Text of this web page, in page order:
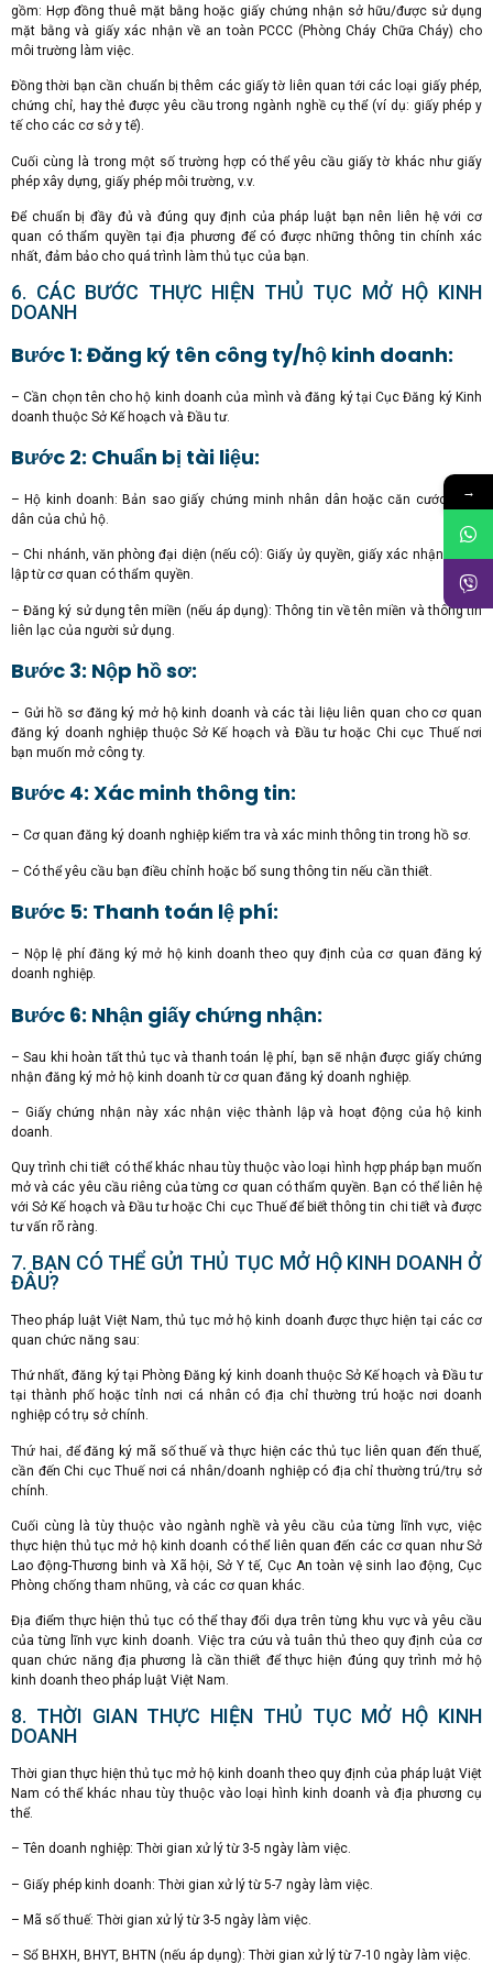
gồm: Hợp đồng thuê mặt bằng hoặc giấy chứng nhận sở hữu/được sử dụng
mặt bằng và giấy xác nhận về an toàn PCCC (Phòng Cháy Chữa Cháy) cho
môi trường làm việc.
Đồng thời bạn cần chuẩn bị thêm các giấy tờ liên quan tới các loại giấy phép,
chứng chỉ, hay thẻ được yêu cầu trong ngành nghề cụ thể (ví dụ: giấy phép y
tế cho các cơ sở y tế).
Cuối cùng là trong một số trường hợp có thể yêu cầu giấy tờ khác như giấy
phép xây dựng, giấy phép môi trường, v.v.
Để chuẩn bị đầy đủ và đúng quy định của pháp luật bạn nên liên hệ với cơ
quan có thẩm quyền tại địa phương để có được những thông tin chính xác
nhất, đảm bảo cho quá trình làm thủ tục của bạn.
6. CÁC BƯỚC THỰC HIỆN THỦ TỤC MỞ HỘ KINH
DOANH
Bước 1: Đăng ký tên công ty/hộ kinh doanh:
– Cần chọn tên cho hộ kinh doanh của mình và đăng ký tại Cục Đăng ký Kinh
doanh thuộc Sở Kế hoạch và Đầu tư.
Bước 2: Chuẩn bị tài liệu:
– Hộ kinh doanh: Bản sao giấy chứng minh nhân dân hoặc căn cước công
dân của chủ hộ.
– Chi nhánh, văn phòng đại diện (nếu có): Giấy ủy quyền, giấy xác nhận thành
lập từ cơ quan có thẩm quyền.
– Đăng ký sử dụng tên miền (nếu áp dụng): Thông tin về tên miền và thông tin
liên lạc của người sử dụng.
Bước 3: Nộp hồ sơ:
– Gửi hồ sơ đăng ký mở hộ kinh doanh và các tài liệu liên quan cho cơ quan
đăng ký doanh nghiệp thuộc Sở Kế hoạch và Đầu tư hoặc Chi cục Thuế nơi
bạn muốn mở công ty.
Bước 4: Xác minh thông tin:
– Cơ quan đăng ký doanh nghiệp kiểm tra và xác minh thông tin trong hồ sơ.
– Có thể yêu cầu bạn điều chỉnh hoặc bổ sung thông tin nếu cần thiết.
Bước 5: Thanh toán lệ phí:
– Nộp lệ phí đăng ký mở hộ kinh doanh theo quy định của cơ quan đăng ký
doanh nghiệp.
Bước 6: Nhận giấy chứng nhận:
– Sau khi hoàn tất thủ tục và thanh toán lệ phí, bạn sẽ nhận được giấy chứng
nhận đăng ký mở hộ kinh doanh từ cơ quan đăng ký doanh nghiệp.
– Giấy chứng nhận này xác nhận việc thành lập và hoạt động của hộ kinh
doanh.
Quy trình chi tiết có thể khác nhau tùy thuộc vào loại hình hợp pháp bạn muốn
mở và các yêu cầu riêng của từng cơ quan có thẩm quyền. Bạn có thể liên hệ
với Sở Kế hoạch và Đầu tư hoặc Chi cục Thuế để biết thông tin chi tiết và được
tư vấn rõ ràng.
7. BẠN CÓ THỂ GỬI THỦ TỤC MỞ HỘ KINH DOANH Ở
ĐÂU?
Theo pháp luật Việt Nam, thủ tục mở hộ kinh doanh được thực hiện tại các cơ
quan chức năng sau:
Thứ nhất, đăng ký tại Phòng Đăng ký kinh doanh thuộc Sở Kế hoạch và Đầu tư
tại thành phố hoặc tỉnh nơi cá nhân có địa chỉ thường trú hoặc nơi doanh
nghiệp có trụ sở chính.
Thứ hai, để đăng ký mã số thuế và thực hiện các thủ tục liên quan đến thuế,
cần đến Chi cục Thuế nơi cá nhân/doanh nghiệp có địa chỉ thường trú/trụ sở
chính.
Cuối cùng là tùy thuộc vào ngành nghề và yêu cầu của từng lĩnh vực, việc
thực hiện thủ tục mở hộ kinh doanh có thể liên quan đến các cơ quan như Sở
Lao động-Thương binh và Xã hội, Sở Y tế, Cục An toàn vệ sinh lao động, Cục
Phòng chống tham nhũng, và các cơ quan khác.
Địa điểm thực hiện thủ tục có thể thay đổi dựa trên từng khu vực và yêu cầu
của từng lĩnh vực kinh doanh. Việc tra cứu và tuân thủ theo quy định của cơ
quan chức năng địa phương là cần thiết để thực hiện đúng quy trình mở hộ
kinh doanh theo pháp luật Việt Nam.
8. THỜI GIAN THỰC HIỆN THỦ TỤC MỞ HỘ KINH
DOANH
Thời gian thực hiện thủ tục mở hộ kinh doanh theo quy định của pháp luật Việt
Nam có thể khác nhau tùy thuộc vào loại hình kinh doanh và địa phương cụ
thể.
– Tên doanh nghiệp: Thời gian xử lý từ 3-5 ngày làm việc.
– Giấy phép kinh doanh: Thời gian xử lý từ 5-7 ngày làm việc.
– Mã số thuế: Thời gian xử lý từ 3-5 ngày làm việc.
– Sổ BHXH, BHYT, BHTN (nếu áp dụng): Thời gian xử lý từ 7-10 ngày làm việc.
→